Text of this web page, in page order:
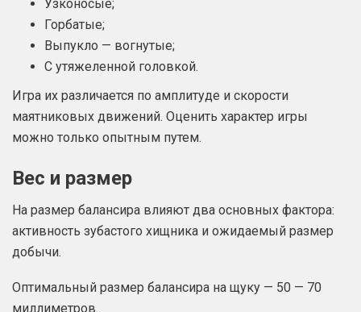
Узконосые;
Горбатые;
Выпукло — вогнутые;
С утяжеленной головкой.
Игра их различается по амплитуде и скорости
маятниковых движений. Оценить характер игры
можно только опытным путем.
Вес и размер
На размер балансира влияют два основных фактора:
активность зубастого хищника и ожидаемый размер
добычи.
Оптимальный размер балансира на щуку — 50 — 70
миллиметров.